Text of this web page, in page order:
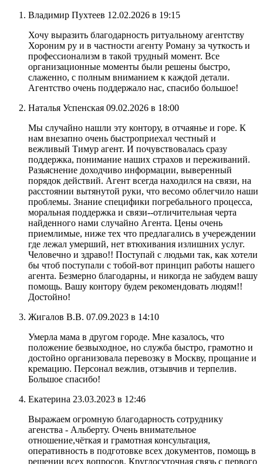
Владимир Пухтеев 12.02.2026 в 19:15
Хочу выразить благодарность ритуальному агентству
Хороним ру и в частности агенту Роману за чуткость и
профессионализм в такой трудный момент. Все
организационные моменты были решены быстро,
слаженно, с полным вниманием к каждой детали.
Агентство очень поддержало нас, спасибо большое!
Наталья Успенская 09.02.2026 в 18:00
Мы случайно нашли эту контору, в отчаянье и горе. К
нам внезапно очень быстроприехал честный и
вежливый Тимур агент. И почувствовалась сразу
поддержка, понимание наших страхов и переживаний.
Разьяснение доходчиво информации, выверенный
порядок действий. Агент всегда находился на связи, на
расстоянии вытянутой руки, что весомо облегчило наши
проблемы. Знание специфики погребального процесса,
моральная поддержка и связи--отличительная черта
найденного нами случайно Агента. Цены очень
приемлимые, ниже тех что предлагались в учереждении
где лежал умерший, нет втюхивания излишних услуг.
Человечно и здраво!! Поступай с людьми так, как хотели
бы чтоб поступали с тобой-вот принцип работы нашего
агента. Безмерно благодарны, и никогда не забудем вашу
помощь. Вашу контору будем рекомендовать людям!!
Достойно!
Жигалов В.В. 07.09.2023 в 14:10
Умерла мама в другом городе. Мне казалось, что
положение безвыходное, но служба быстро, грамотно и
достойно организовала перевозку в Москву, прощание и
кремацию. Персонал вежлив, отзывчив и терпелив.
Большое спасибо!
Екатерина 23.03.2023 в 12:46
Выражаем огромную благодарность сотруднику
агенства - Альберту. Очень внимательное
отношение,чёткая и грамотная консультация,
оперативность в подготовке всех документов, помощь в
решении всех вопросов. Круглосуточная связь с первого